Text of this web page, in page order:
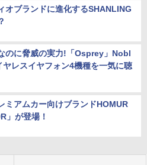
オブランドに進化するSHANLING
のに脅威の実力!「Osprey」Nobl
レスイヤフォン4機種を一気に聴
ミアムカー向けブランドHOMUR
」が登場！